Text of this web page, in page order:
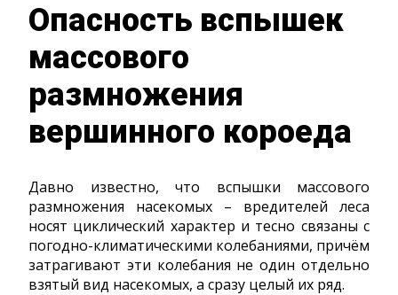
Опасность вспышек
массового
размножения
вершинного короеда
Давно известно, что вспышки массового
размножения насекомых – вредителей леса
носят циклический характер и тесно связаны с
погодно-климатическими колебаниями, причём
затрагивают эти колебания не один отдельно
взятый вид насекомых, а сразу целый их ряд.